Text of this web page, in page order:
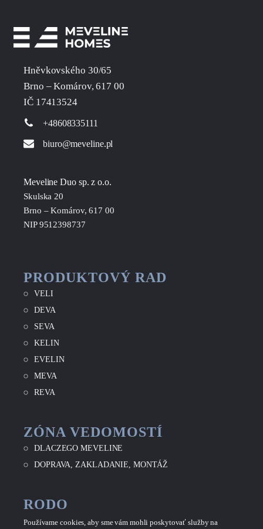
Hněvkovského 30/65
Brno – Komárov, 617 00
IČ 17413524
+48608335111
biuro@meveline.pl
Meveline Duo sp. z o.o.
Skulska 20
Brno – Komárov, 617 00
NIP 9512398737
PRODUKTOVÝ RAD
VELI
DEVA
SEVA
KELIN
EVELIN
MEVA
REVA
ZÓNA VEDOMOSTÍ
DLACZEGO MEVELINE
DOPRAVA, ZAKLADANIE, MONTÁŽ
RODO
Používame cookies, aby sme vám mohli poskytovať služby na